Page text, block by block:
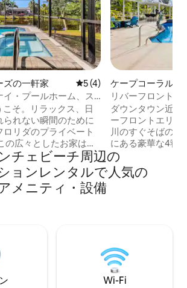
ズの一軒家 レビュー4件、5つ星中5つ
5 (4)
イ・プールホーム、ス
付きそ。リラックス、日
られない瞬間のために
リダのプライベート
力が完璧に融合してい
れたラナイ内には、温
ピルオーバースパがあ
、サンセットカクテ
る時も、ここで過ごす
スのような気分にさせ
ために設計された魅力
ケープコーラルの
リバーフロント
＆スパ・60フィ
ダウンタウン近く
ーフロントエリア
川のすぐそばの素
にある豪華な4寝
ラ。 高級なアメ
大な裏庭と川への直
室 ✔ オープンデザインのリビング ✔ フル
ットスキーリフト
✔大きな専用桟橋/ドック！
ご覧ください！
チェビーチ⁠周⁠辺⁠の
ョ⁠ン⁠レ⁠ン⁠タ⁠ル⁠で人⁠気⁠の
メ⁠ニ⁠テ⁠ィ⁠・⁠設⁠備
Wi-Fi